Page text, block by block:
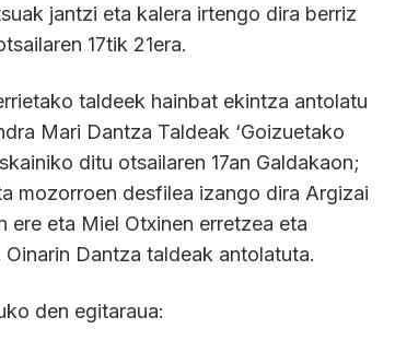
jantzi eta kalera irtengo dira berriz
17tik 21era.
taldeek hainbat ekintza antolatu
Mari Dantza Taldeak ‘Goizuetako
ditu otsailaren 17an Galdakaon;
mozorroen desfilea izango dira Argizai
ere eta Miel Otxinen erretzea eta
Dantza taldeak antolatuta.
den egitaraua: